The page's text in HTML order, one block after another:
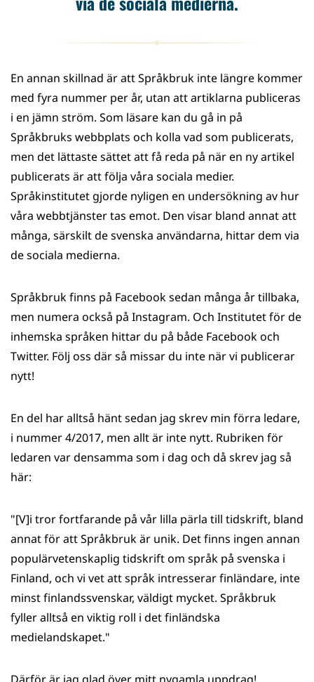
En annan skillnad är att Språkbruk inte längre kommer
med fyra nummer per år, utan att artiklarna publiceras
i en jämn ström. Som läsare kan du gå in på
Språkbruks webbplats och kolla vad som publicerats,
men det lättaste sättet att få reda på när en ny artikel
publicerats är att följa våra sociala medier.
Språkinstitutet gjorde nyligen en undersökning av hur
våra webbtjänster tas emot. Den visar bland annat att
många, särskilt de svenska användarna, hittar dem via
de sociala medierna.
Språkbruk finns på Facebook sedan många år tillbaka,
men numera också på Instagram. Och Institutet för de
inhemska språken hittar du på både Facebook och
Twitter. Följ oss där så missar du inte när vi publicerar
nytt!
En del har alltså hänt sedan jag skrev min förra ledare,
i nummer 4/2017, men allt är inte nytt. Rubriken för
ledaren var densamma som i dag och då skrev jag så
här:
"[V]i tror fortfarande på vår lilla pärla till tidskrift, bland
annat för att Språkbruk är unik. Det finns ingen annan
populärvetenskaplig tidskrift om språk på svenska i
Finland, och vi vet att språk intresserar finländare, inte
minst finlandssvenskar, väldigt mycket. Språkbruk
fyller alltså en viktig roll i det finländska
medielandskapet."